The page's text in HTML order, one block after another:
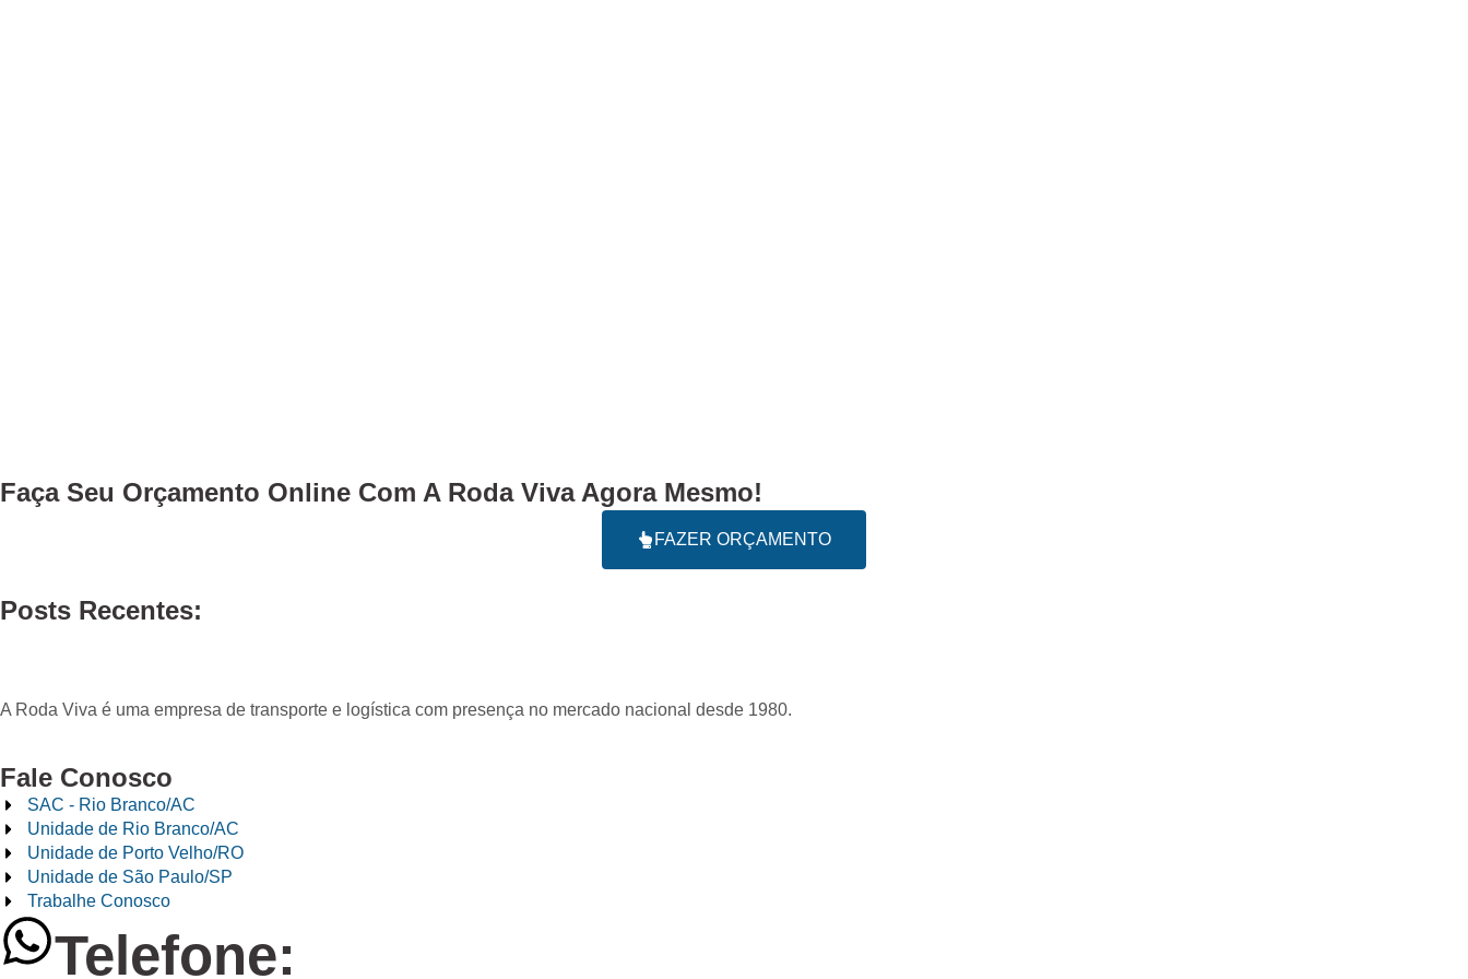
Faça Seu Orçamento Online Com A Roda Viva Agora Mesmo!
FAZER ORÇAMENTO
Posts Recentes:
A Roda Viva é uma empresa de transporte e logística com presença no mercado nacional desde 1980.
Fale Conosco
SAC - Rio Branco/AC
Unidade de Rio Branco/AC
Unidade de Porto Velho/RO
Unidade de São Paulo/SP
Trabalhe Conosco
Telefone: